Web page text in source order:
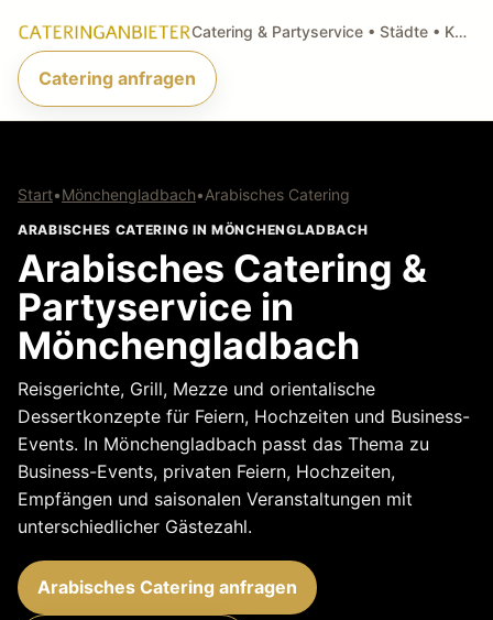
Catering & Partyservice • Städte • Küchenarten • Anfragen
Catering anfragen
Start•Mönchengladbach•Arabisches Catering
ARABISCHES CATERING IN MÖNCHENGLADBACH
Arabisches Catering &
Partyservice in
Mönchengladbach
Reisgerichte, Grill, Mezze und orientalische
Dessertkonzepte für Feiern, Hochzeiten und Business-
Events. In Mönchengladbach passt das Thema zu
Business-Events, privaten Feiern, Hochzeiten,
Empfängen und saisonalen Veranstaltungen mit
unterschiedlicher Gästezahl.
Arabisches Catering anfragen